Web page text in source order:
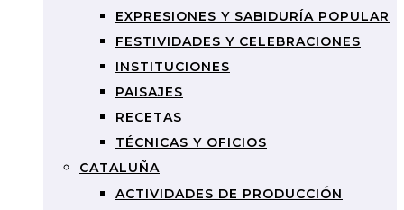
EXPRESIONES Y SABIDURÍA POPULAR
FESTIVIDADES Y CELEBRACIONES
INSTITUCIONES
PAISAJES
RECETAS
TÉCNICAS Y OFICIOS
CATALUÑA
ACTIVIDADES DE PRODUCCIÓN